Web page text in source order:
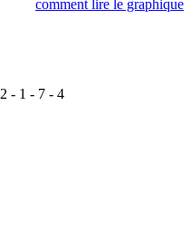
comment lire le graphique
2 - 1 - 7 - 4